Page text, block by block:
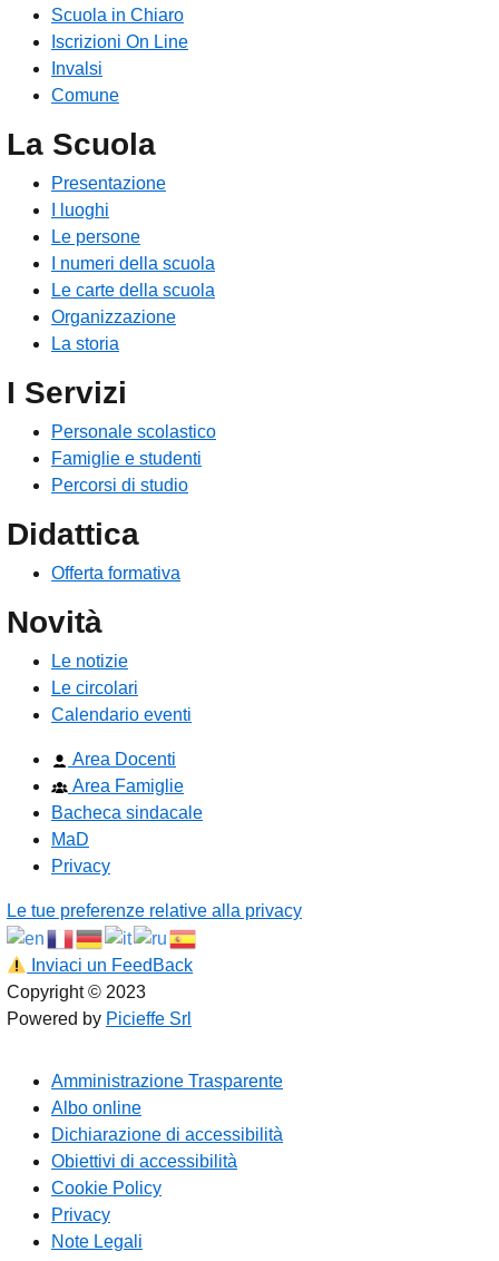
Scuola in Chiaro
Iscrizioni On Line
Invalsi
Comune
La Scuola
Presentazione
I luoghi
Le persone
I numeri della scuola
Le carte della scuola
Organizzazione
La storia
I Servizi
Personale scolastico
Famiglie e studenti
Percorsi di studio
Didattica
Offerta formativa
Novità
Le notizie
Le circolari
Calendario eventi
Area Docenti
Area Famiglie
Bacheca sindacale
MaD
Privacy
Le tue preferenze relative alla privacy
Inviaci un FeedBack
Copyright © 2023
Powered by Picieffe Srl
Amministrazione Trasparente
Albo online
Dichiarazione di accessibilità
Obiettivi di accessibilità
Cookie Policy
Privacy
Note Legali